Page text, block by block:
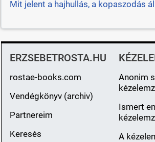
Mit jelent a hajhullás, a kopaszodás
ERZSEBETROSTA.HU
rostae-books.com
Vendégkönyv (archiv)
Partnereim
Keresés
Anonim
Ismert
A